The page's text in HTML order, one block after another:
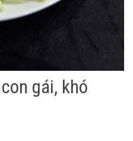
gái, khó